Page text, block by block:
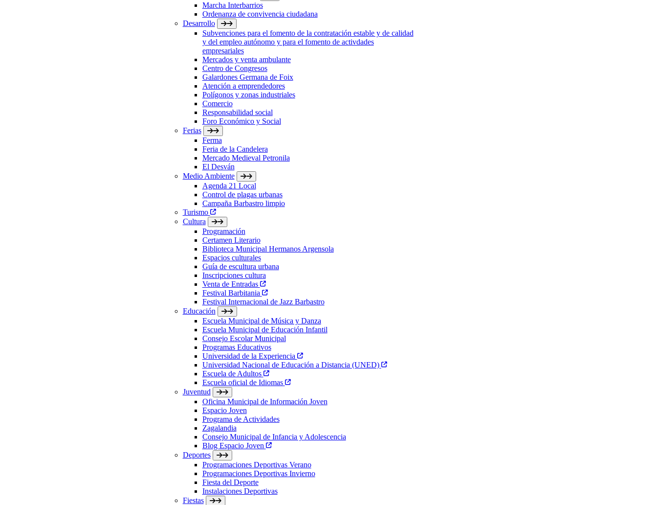
Marcha Interbarrios
Ordenanza de convivencia ciudadana
Desarrollo
Subvenciones para el fomento de la contratación estable y de calidad
y del empleo autónomo y para el fomento de activdades
empresariales
Mercados y venta ambulante
Centro de Congresos
Galardones Germana de Foix
Atención a emprendedores
Polígonos y zonas industriales
Comercio
Responsabilidad social
Foro Económico y Social
Ferias
Ferma
Feria de la Candelera
Mercado Medieval Petronila
El Desván
Medio Ambiente
Agenda 21 Local
Control de plagas urbanas
Campaña Barbastro limpio
Turismo
Cultura
Programación
Certamen Literario
Biblioteca Municipal Hermanos Argensola
Espacios culturales
Guía de escultura urbana
Inscripciones cultura
Venta de Entradas
Festival Barbitania
Festival Internacional de Jazz Barbastro
Educación
Escuela Municipal de Música y Danza
Escuela Municipal de Educación Infantil
Consejo Escolar Municipal
Programas Educativos
Universidad de la Experiencia
Universidad Nacional de Educación a Distancia (UNED)
Escuela de Adultos
Escuela oficial de Idiomas
Juventud
Oficina Municipal de Información Joven
Espacio Joven
Programa de Actividades
Zagalandia
Consejo Municipal de Infancia y Adolescencia
Blog Espacio Joven
Deportes
Programaciones Deportivas Verano
Programaciones Deportivas Invierno
Fiesta del Deporte
Instalaciones Deportivas
Fiestas